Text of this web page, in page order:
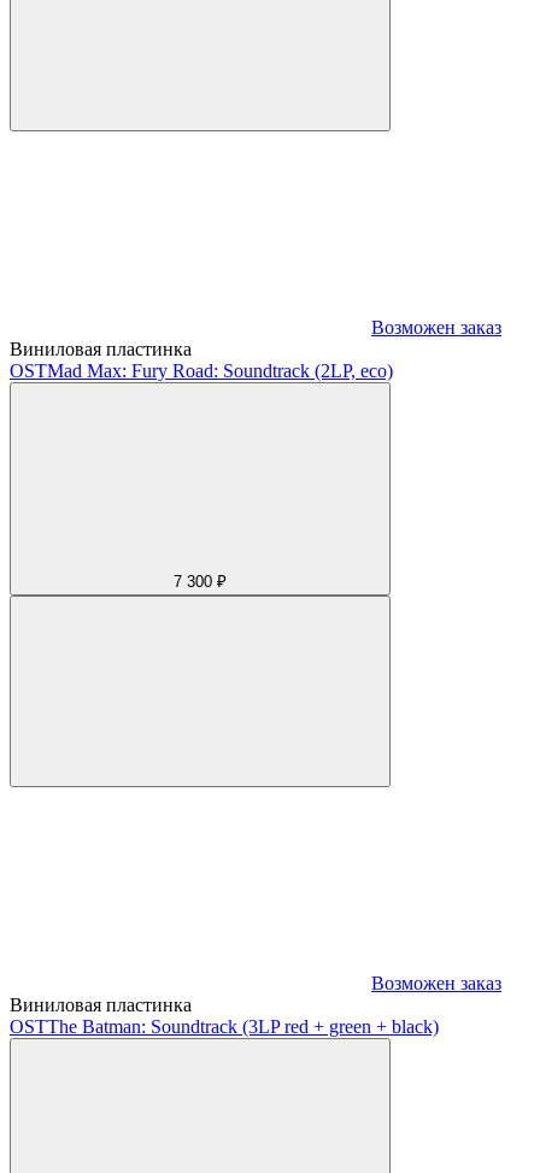
Возможен заказ
Виниловая пластинка
OSTMad Max: Fury Road: Soundtrack (2LP, eco)
7 300 ₽
Возможен заказ
Виниловая пластинка
OSTThe Batman: Soundtrack (3LP red + green + black)